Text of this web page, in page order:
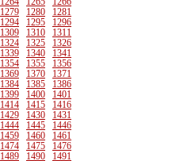
1279 1280
1281
1294 1295
1296
1309 1310
1311
1324 1325
1326
1339 1340
1341
1354 1355
1356
1369 1370
1371
1384 1385
1386
1399 1400
1401
1414 1415
1416
1429 1430
1431
1444 1445
1446
1459 1460
1461
1474 1475
1476
1489 1490
1491